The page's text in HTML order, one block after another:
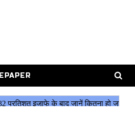
EPAPER